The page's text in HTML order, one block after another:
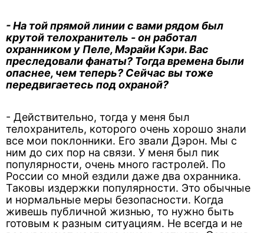
- На той прямой линии с вами рядом был
крутой телохранитель - он работал
охранником у Пеле, Мэрайи Кэри. Вас
преследовали фанаты? Тогда времена были
опаснее, чем теперь? Сейчас вы тоже
передвигаетесь под охраной?
- Действительно, тогда у меня был
телохранитель, которого очень хорошо знали
все мои поклонники. Его звали Дэрон. Мы с
ним до сих пор на связи. У меня был пик
популярности, очень много гастролей. По
России со мной ездили даже два охранника.
Таковы издержки популярности. Это обычные
и нормальные меры безопасности. Когда
живешь публичной жизнью, то нужно быть
готовым к разным ситуациям. Не всегда и не